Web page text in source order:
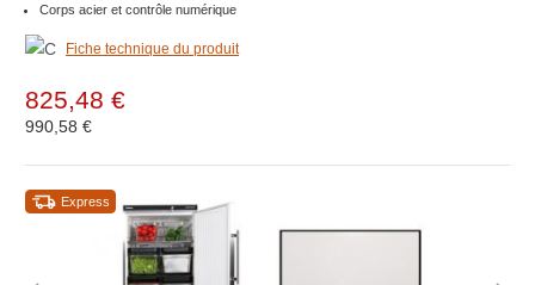
Corps acier et contrôle numérique
Fiche technique du produit
825,48 €
990,58 €
Express